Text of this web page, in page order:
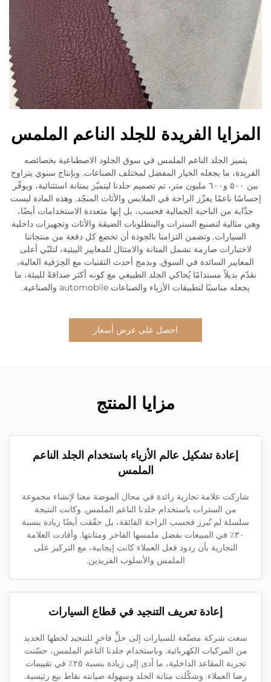
المزايا الفريدة للجلد الناعم الملمس
يتميز الجلد الناعم الملمس في سوق الجلود الاصطناعية بخصائصه
الفريدة، ما يجعله الخيار المفضل لمختلف الصناعات. وبإنتاج سنوي يتراوح
بين ٥٠٠ و٦٠٠ مليون متر، تم تصميم جلدنا ليتميّز بمتانة استثنائية، ويوفّر
إحساسًا ناعمًا يعزّز الراحة في الملابس والأثاث المنجّد. وهذه المادة ليست
جذّابة من الناحية الجمالية فحسب، بل إنها متعددة الاستخدامات أيضًا،
وهي مثالية لتصنيع السترات والبنطلونات الضيقة والأثاث وتجهيزات داخلية
السيارات. وتضمن التزامنا بالجودة أن تخضع كل دفعة من منتجاتنا
لاختبارات صارمة تشمل المتانة والامتثال للمعايير البيئية، لتلبّي أعلى
المعايير السائدة في السوق. وبدمج أحدث التقنيات مع الحِرَفية العالية،
نقدّم بديلاً مستدامًا يُحاكي الجلد الطبيعي مع كونه أكثر صداقةً للبيئة، ما
يجعله مناسبًا لتطبيقات الأزياء والصناعات automobile والصناعية.
احصل على عرض أسعار
مزايا المنتج
إعادة تشكيل عالم الأزياء باستخدام الجلد الناعم
الملمس
شاركت علامة تجارية رائدة في مجال الموضة معنا لإنشاء مجموعة
من السترات باستخدام جلدنا الناعم الملمس. وكانت النتيجة
سلسلة لم تُبرز فحسب الراحة الفائقة، بل حقّقت أيضًا زيادة بنسبة
٣٠٪ في المبيعات بفضل ملمسها الفاخر ومتانتها. وأفادت العلامة
التجارية بأن ردود فعل العملاء كانت إيجابية، مع التركيز على
الملمس والأسلوب الفريدين.
إعادة تعريف التنجيد في قطاع السيارات
سعت شركة مصنّعة للسيارات إلى حلٍّ فاخرٍ للتنجيد لخطها الجديد
من المركبات الكهربائية. وباستخدام جلدنا الناعم الملمس، حسّنت
تجربة المقاعد الداخلية، ما أدى إلى زيادة بنسبة ٢٥٪ في تقييمات
رضا العملاء. وشكّلت متانة الجلد وسهولة صيانته نقاط بيع رئيسية.